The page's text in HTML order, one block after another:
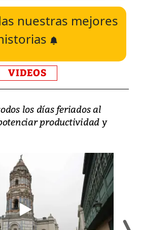
nuestras mejores
VIDEOS
los días feriados al
productividad y